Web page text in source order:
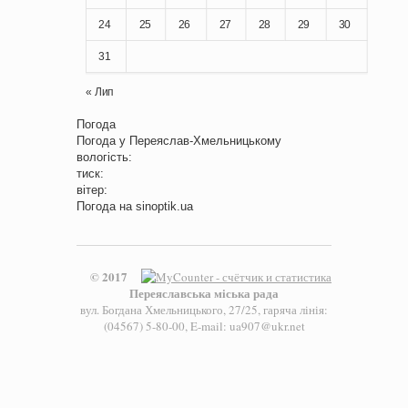
24 25 26 27 28 29 30
31
« Лип
Погода
Погода у Переяслав-Хмельницькому
вологість:
тиск:
вітер:
Погода на sinoptik.ua
© 2017
Переяславська міська рада
вул. Богдана Хмельницького, 27/25, гаряча лінія:
(04567) 5-80-00, E-mail: ua907@ukr.net